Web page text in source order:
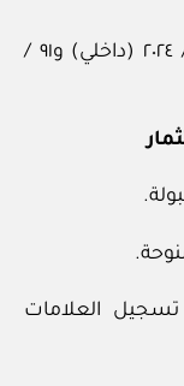
إعلان عن طرح المناقصتين رقمي ٢٢ / ٢٠٢٤ (داخلي) و٩١ /
تسجيل العلامات